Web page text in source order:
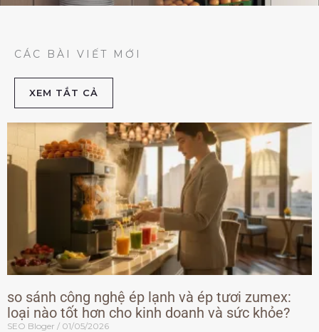
CÁC BÀI VIẾT MỚI
XEM TẮT CẢ
so sánh công nghệ ép lạnh và ép tươi zumex:
loại nào tốt hơn cho kinh doanh và sức khỏe?
SEO Bloger 01/05/2026